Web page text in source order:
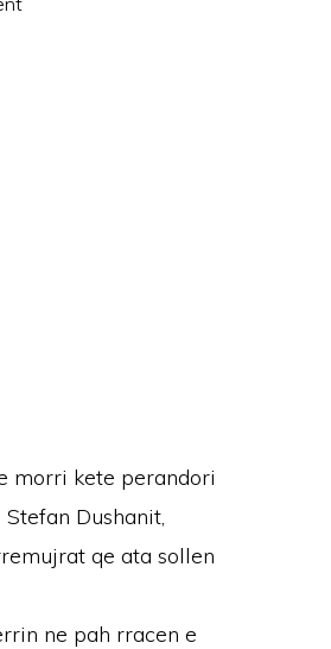
morri kete perandori
Dushanit,
qe ata sollen
ne pah rracen e